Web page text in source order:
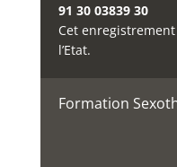
91 30 03839 30
Cet
l’Etat.
Formation